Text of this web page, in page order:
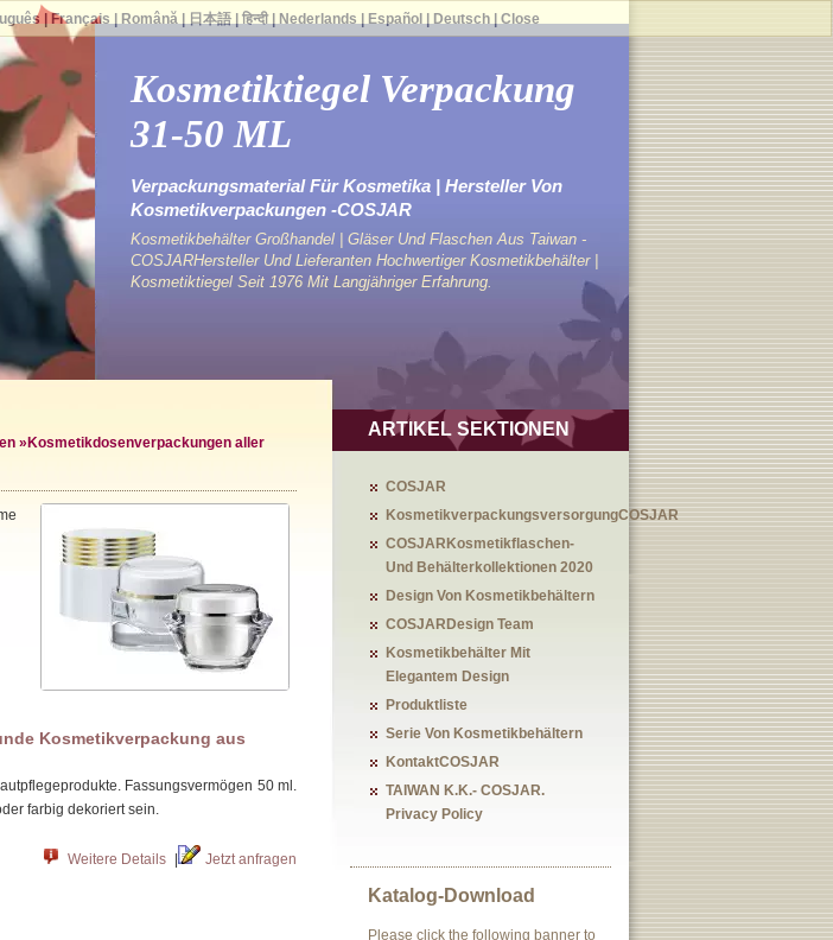
Kosmetiktiegel Verpackung
31-50 ML
Verpackungsmaterial Für Kosmetika | Hersteller Von
Kosmetikverpackungen -COSJAR
Kosmetikbehälter Großhandel | Gläser Und Flaschen Aus Taiwan -
COSJARHersteller Und Lieferanten Hochwertiger Kosmetikbehälter |
Kosmetiktiegel Seit 1976 Mit Langjähriger Erfahrung.
» Kosmetikdosenverpackungen aller
Kosmetikverpackung aus
Fassungsvermögen 50 ml.
farbig dekoriert sein.
Weitere Details Jetzt anfragen
ARTIKEL SEKTIONEN
COSJAR
KosmetikverpackungsversorgungCOSJAR
COSJARKosmetikflaschen-
Und Behälterkollektionen 2020
Design Von Kosmetikbehältern
COSJARDesign Team
Kosmetikbehälter Mit
Elegantem Design
Produktliste
Serie Von Kosmetikbehältern
KontaktCOSJAR
TAIWAN K.K.- COSJAR.
Privacy Policy
Katalog-Download
Please click the following banner to
Français Română| 日本語| हिन्दी| Nederlands Español Deutsch| Close